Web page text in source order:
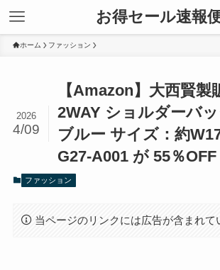
お得セール速報
ホーム ファッション
【Amazon】大西賢製
2WAY ショルダーバ
ブルー サイズ：約
G27-A001 が 55％
2026
4/09
ファッション
当ページのリンクには広告が含まれて